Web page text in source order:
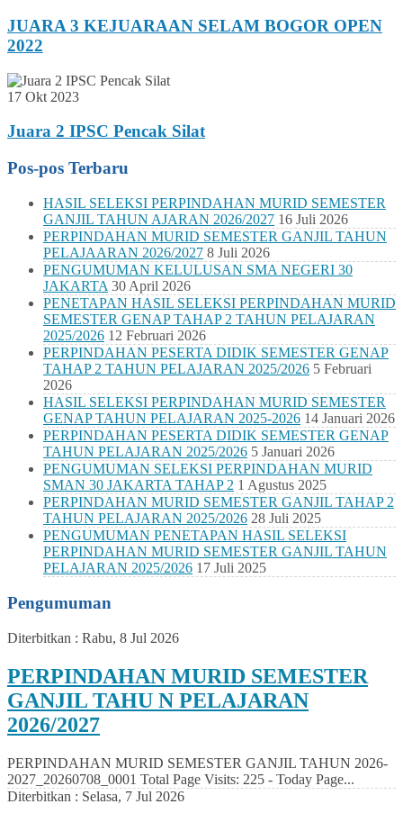
JUARA 3 KEJUARAAN SELAM BOGOR OPEN
2022
17 Okt 2023
Juara 2 IPSC Pencak Silat
Pos-pos Terbaru
HASIL SELEKSI PERPINDAHAN MURID SEMESTER
GANJIL TAHUN AJARAN 2026/2027 16 Juli 2026
PERPINDAHAN MURID SEMESTER GANJIL TAHUN
PELAJAARAN 2026/2027 8 Juli 2026
PENGUMUMAN KELULUSAN SMA NEGERI 30
JAKARTA 30 April 2026
PENETAPAN HASIL SELEKSI PERPINDAHAN MURID
SEMESTER GENAP TAHAP 2 TAHUN PELAJARAN
2025/2026 12 Februari 2026
PERPINDAHAN PESERTA DIDIK SEMESTER GENAP
TAHAP 2 TAHUN PELAJARAN 2025/2026 5 Februari
2026
HASIL SELEKSI PERPINDAHAN MURID SEMESTER
GENAP TAHUN PELAJARAN 2025-2026 14 Januari 2026
PERPINDAHAN PESERTA DIDIK SEMESTER GENAP
TAHUN PELAJARAN 2025/2026 5 Januari 2026
PENGUMUMAN SELEKSI PERPINDAHAN MURID
SMAN 30 JAKARTA TAHAP 2 1 Agustus 2025
PERPINDAHAN MURID SEMESTER GANJIL TAHAP 2
TAHUN PELAJARAN 2025/2026 28 Juli 2025
PENGUMUMAN PENETAPAN HASIL SELEKSI
PERPINDAHAN MURID SEMESTER GANJIL TAHUN
PELAJARAN 2025/2026 17 Juli 2025
Pengumuman
Diterbitkan : Rabu, 8 Jul 2026
PERPINDAHAN MURID SEMESTER
GANJIL TAHU N PELAJARAN
2026/2027
PERPINDAHAN MURID SEMESTER GANJIL TAHUN 2026-
2027_20260708_0001 Total Page Visits: 225 - Today Page...
Diterbitkan : Selasa, 7 Jul 2026